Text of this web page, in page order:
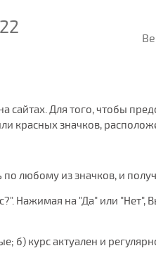
сайтах. Для того, чтобы
красных значков,
любому из значков, и
Нажимая на "Да" или "Нет",
б) курс актуален и